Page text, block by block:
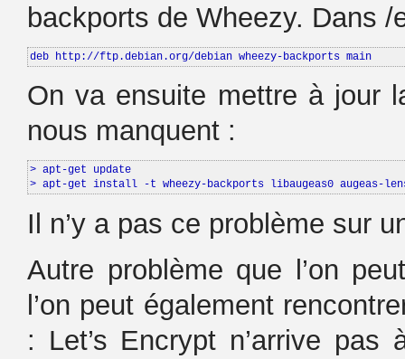
backports de Wheezy. Dans
deb http://ftp.debian.org/debian wheezy-backports main
On va ensuite mettre à jour
nous manquent :
> apt-get update
> apt-get install -t wheezy-backports libaugeas0 augeas-
Il n’y a pas ce problème sur
Autre problème que l’on
l’on peut également
: Let’s Encrypt n’arrive